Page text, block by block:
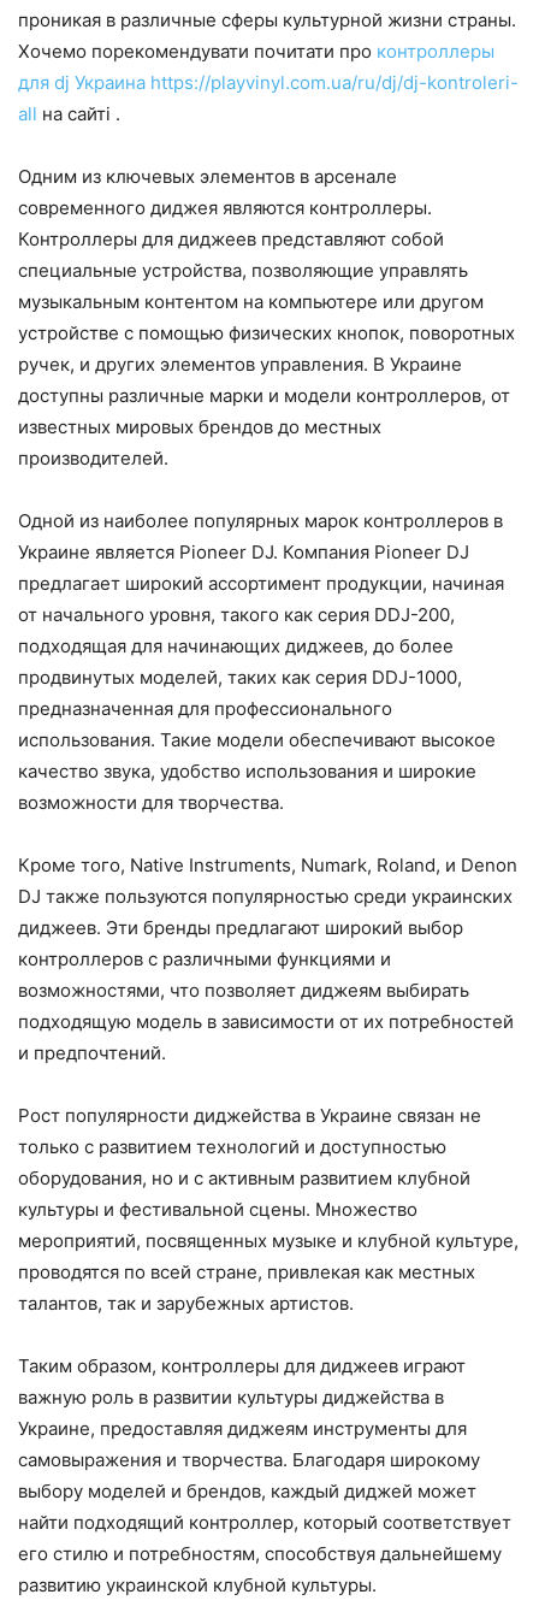
проникая в различные сферы культурной жизни страны.
Хочемо порекомендувати почитати про контроллеры
для dj Украина https://playvinyl.com.ua/ru/dj/dj-kontroleri-
all на сайті .
Одним из ключевых элементов в арсенале
современного диджея являются контроллеры.
Контроллеры для диджеев представляют собой
специальные устройства, позволяющие управлять
музыкальным контентом на компьютере или другом
устройстве с помощью физических кнопок, поворотных
ручек, и других элементов управления. В Украине
доступны различные марки и модели контроллеров, от
известных мировых брендов до местных
производителей.
Одной из наиболее популярных марок контроллеров в
Украине является Pioneer DJ. Компания Pioneer DJ
предлагает широкий ассортимент продукции, начиная
от начального уровня, такого как серия DDJ-200,
подходящая для начинающих диджеев, до более
продвинутых моделей, таких как серия DDJ-1000,
предназначенная для профессионального
использования. Такие модели обеспечивают высокое
качество звука, удобство использования и широкие
возможности для творчества.
Кроме того, Native Instruments, Numark, Roland, и Denon
DJ также пользуются популярностью среди украинских
диджеев. Эти бренды предлагают широкий выбор
контроллеров с различными функциями и
возможностями, что позволяет диджеям выбирать
подходящую модель в зависимости от их потребностей
и предпочтений.
Рост популярности диджейства в Украине связан не
только с развитием технологий и доступностью
оборудования, но и с активным развитием клубной
культуры и фестивальной сцены. Множество
мероприятий, посвященных музыке и клубной культуре,
проводятся по всей стране, привлекая как местных
талантов, так и зарубежных артистов.
Таким образом, контроллеры для диджеев играют
важную роль в развитии культуры диджейства в
Украине, предоставляя диджеям инструменты для
самовыражения и творчества. Благодаря широкому
выбору моделей и брендов, каждый диджей может
найти подходящий контроллер, который соответствует
его стилю и потребностям, способствуя дальнейшему
развитию украинской клубной культуры.